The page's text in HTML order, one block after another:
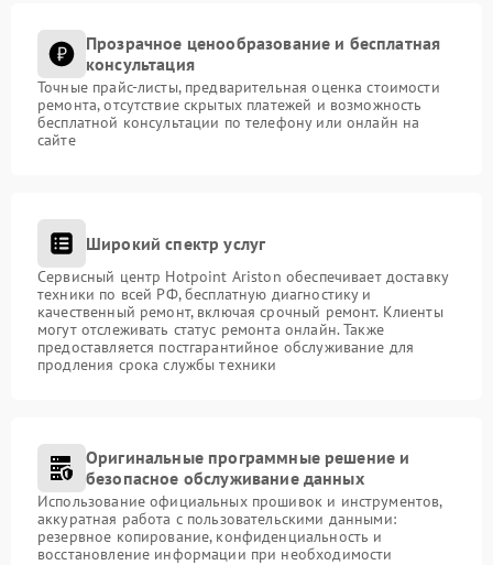
Прозрачное ценообразование и бесплатная
консультация
Точные прайс-листы, предварительная оценка стоимости
ремонта, отсутствие скрытых платежей и возможность
бесплатной консультации по телефону или онлайн на
сайте
Широкий спектр услуг
Сервисный центр Hotpoint Ariston обеспечивает доставку
техники по всей РФ, бесплатную диагностику и
качественный ремонт, включая срочный ремонт. Клиенты
могут отслеживать статус ремонта онлайн. Также
предоставляется постгарантийное обслуживание для
продления срока службы техники
Оригинальные программные решение и
безопасное обслуживание данных
Использование официальных прошивок и инструментов,
аккуратная работа с пользовательскими данными:
резервное копирование, конфиденциальность и
восстановление информации при необходимости